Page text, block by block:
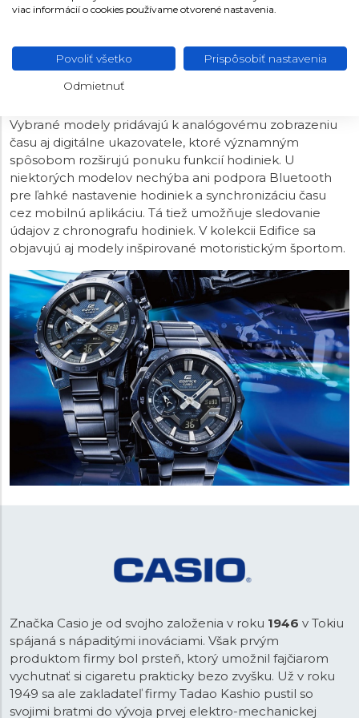
CASIO EDIFICE
hodinky s oceľovým puzdrom, vodotesnosťou100
metrova klasickým quartzovým strojčekom s výdržou
batérie zhruba tri roky alebo so solárnym pohonom,
Vybrané modely pridávajú k analógovému zobrazeniu
času aj digitálne ukazovatele, ktoré významným
spôsobom rozširujú ponuku funkcií hodiniek. U
niektorých modelov nechýba ani podpora Bluetooth
pre ľahké nastavenie hodiniek a synchronizáciu času
cez mobilnú aplikáciu. Tá tiež umožňuje sledovanie
údajov z chronografu hodiniek. V kolekcii Edifice sa
objavujú aj modely inšpirované motoristickým športom.
Značka Casio je od svojho založenia v roku 1946 v Tokiu
spájaná s nápaditými inováciami. Však prvým
produktom firmy bol prsteň, ktorý umožnil fajčiarom
vychutnať si cigaretu prakticky bezo zvyšku. Už v roku
1949 sa ale zakladateľ firmy Tadao Kashio pustil so
svojimi bratmi do vývoja prvej elektro-mechanickej
viac informácií o cookies používame otvorené nastavenia.
Povoliť všetko Prispôsobiť nastavenia
Odmietnuť